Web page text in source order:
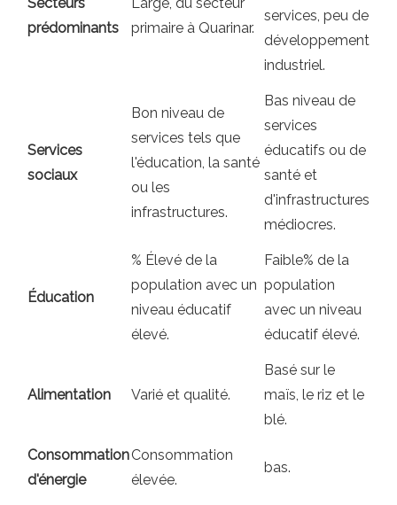
prédominants
primaire à Quarinar.
services, peu de
développement
industriel.
Services
sociaux
Bon niveau de
services tels que
l'éducation, la santé
ou les
infrastructures.
Bas niveau de
services
éducatifs ou de
santé et
d'infrastructures
médiocres.
Éducation
% Élevé de la
population avec un
niveau éducatif
élevé.
Faible% de la
population
avec un niveau
éducatif élevé.
Alimentation Varié et qualité.
Basé sur le
maïs, le riz et le
blé.
Consommation
d'énergie
Consommation
élevée.
bas.